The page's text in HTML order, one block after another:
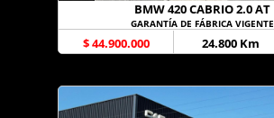
BMW 420 CABRIO 2.0 AT
GARANTÍA DE FÁBRICA VIGENTE
$ 44.900.000 24.800 Km